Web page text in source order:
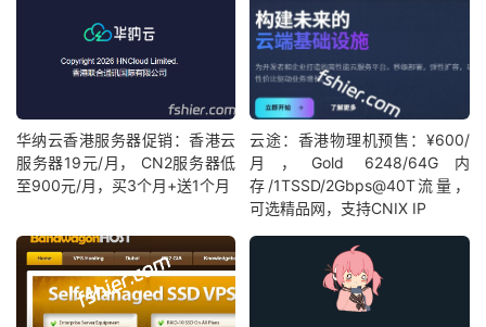
华纳云香港服务器促销：香港云
服务器19元/月， CN2服务器低
至900元/月，买3个月+送1个月
云途：香港物理机预售：¥600/
月，Gold 6248/64G内
存/1TSSD/2Gbps@40T流量，
可选精品网，支持CNIX IP